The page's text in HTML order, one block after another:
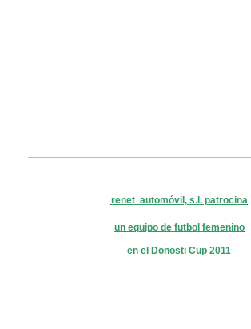
renet automóvil, s.l. patrocina
un equipo de futbol femenino
en el Donosti Cup 2011